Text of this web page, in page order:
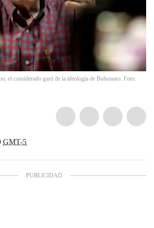
el considerado gurú de la ideología de Bolsonaro. Foto:
GMT-5